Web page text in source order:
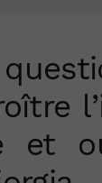
et